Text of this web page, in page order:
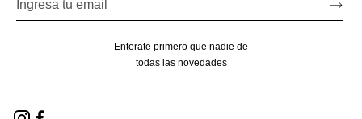
Enterate primero que nadie de
todas las novedades